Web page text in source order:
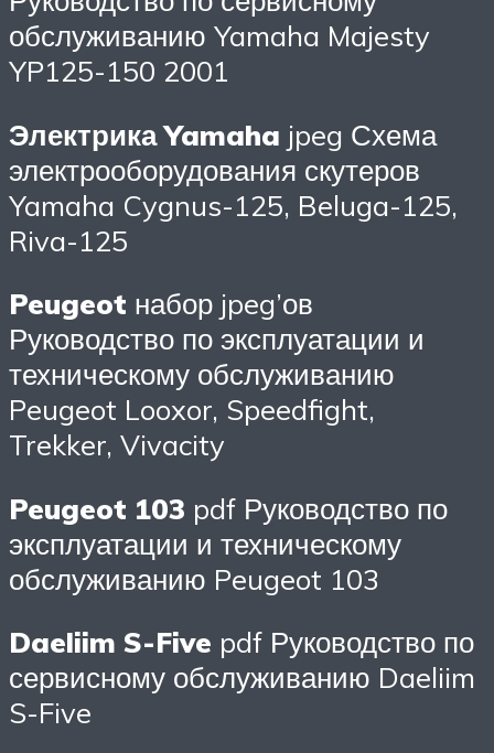
обслуживанию Yamaha Majesty
YP125-150 2001
Электрика Yamaha jpeg Схема
электрооборудования скутеров
Yamaha Cygnus-125, Beluga-125,
Riva-125
Peugeot набор jpeg’ов
Руководство по эксплуатации и
техническому обслуживанию
Peugeot Looxor, Speedfight,
Trekker, Vivacity
Peugeot 103 pdf Руководство по
эксплуатации и техническому
обслуживанию Peugeot 103
Daeliim S-Five pdf Руководство по
сервисному обслуживанию Daeliim
S-Five